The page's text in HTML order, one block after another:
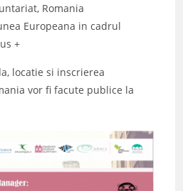
Romania
Europeana in cadrul
+
locatie si inscrierea
vor fi facute publice la